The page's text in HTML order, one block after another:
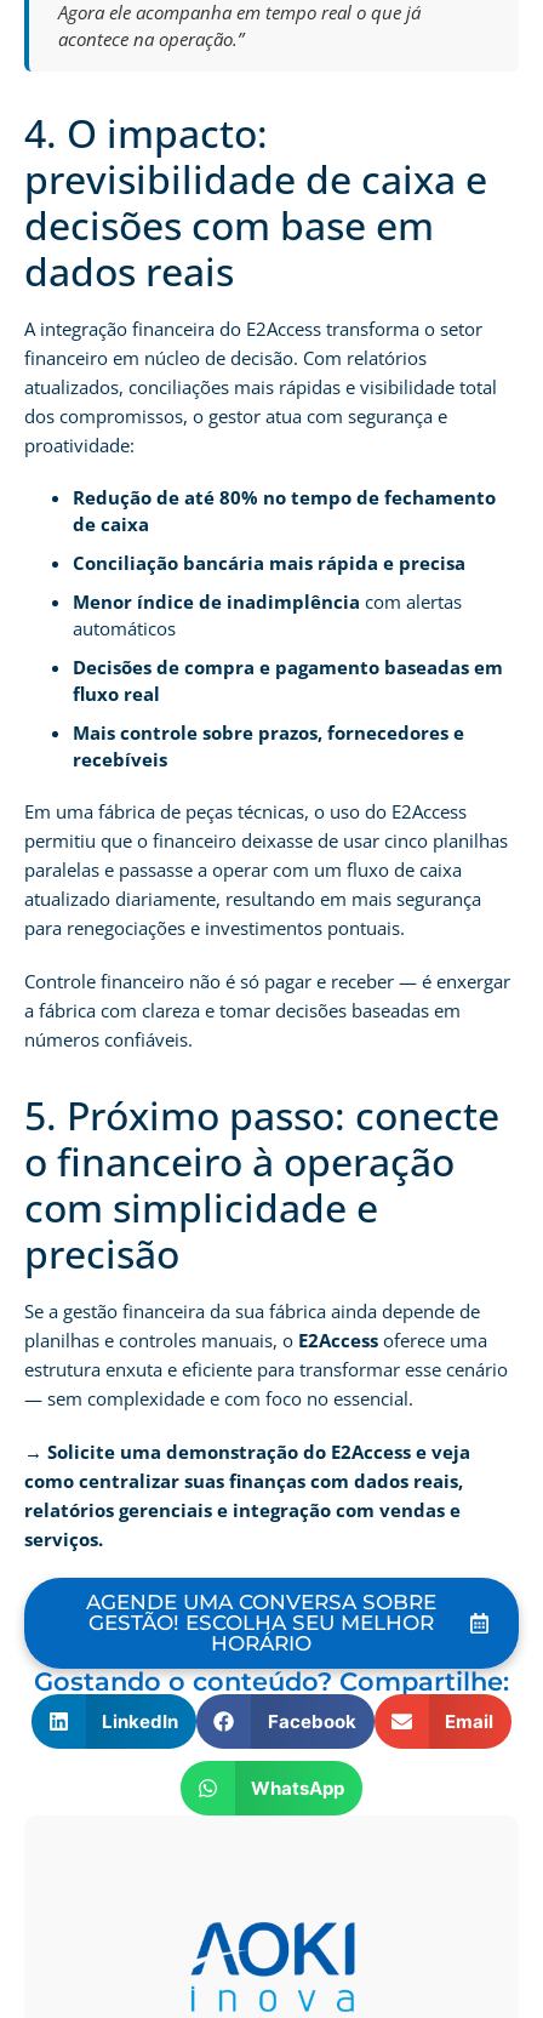
Agora ele acompanha em tempo real o que já
acontece na operação.”
4. O impacto:
previsibilidade de caixa e
decisões com base em
dados reais
A integração financeira do E2Access transforma o setor
financeiro em núcleo de decisão. Com relatórios
atualizados, conciliações mais rápidas e visibilidade total
dos compromissos, o gestor atua com segurança e
proatividade:
Redução de até 80% no tempo de fechamento
de caixa
Conciliação bancária mais rápida e precisa
Menor índice de inadimplência com alertas
automáticos
Decisões de compra e pagamento baseadas em
fluxo real
Mais controle sobre prazos, fornecedores e
recebíveis
Em uma fábrica de peças técnicas, o uso do E2Access
permitiu que o financeiro deixasse de usar cinco planilhas
paralelas e passasse a operar com um fluxo de caixa
atualizado diariamente, resultando em mais segurança
para renegociações e investimentos pontuais.
Controle financeiro não é só pagar e receber — é enxergar
a fábrica com clareza e tomar decisões baseadas em
números confiáveis.
5. Próximo passo: conecte
o financeiro à operação
com simplicidade e
precisão
Se a gestão financeira da sua fábrica ainda depende de
planilhas e controles manuais, o E2Access oferece uma
estrutura enxuta e eficiente para transformar esse cenário
— sem complexidade e com foco no essencial.
→ Solicite uma demonstração do E2Access e veja
como centralizar suas finanças com dados reais,
relatórios gerenciais e integração com vendas e
serviços.
AGENDE UMA CONVERSA SOBRE
GESTÃO! ESCOLHA SEU MELHOR
HORÁRIO
Gostando o conteúdo? Compartilhe:
LinkedIn Facebook Email
WhatsApp